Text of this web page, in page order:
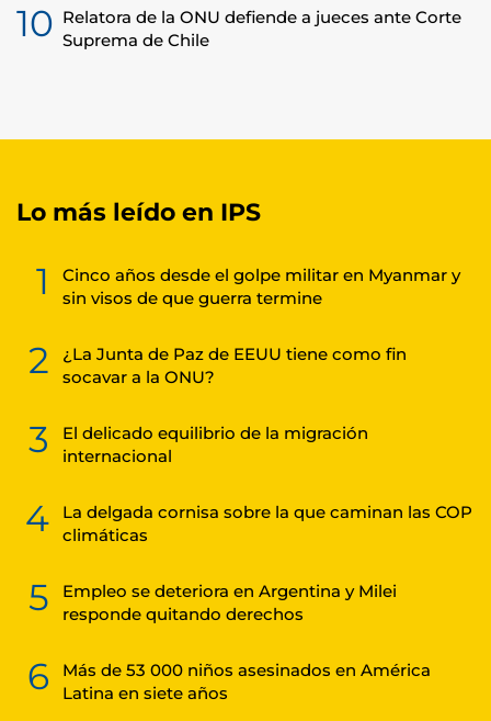
10 Relatora de la ONU defiende a jueces ante Corte
Suprema de Chile
Lo más leído en IPS
1
Cinco años desde el golpe militar en Myanmar y
sin visos de que guerra termine
2
¿La Junta de Paz de EEUU tiene como fin
socavar a la ONU?
3
El delicado equilibrio de la migración
internacional
4
La delgada cornisa sobre la que caminan las COP
climáticas
5
Empleo se deteriora en Argentina y Milei
responde quitando derechos
6
Más de 53 000 niños asesinados en América
Latina en siete años